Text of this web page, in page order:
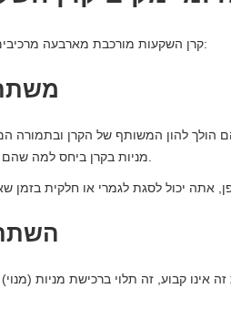
קרן השקעות מורכבת מארבעה מרכיבים עיקריים:
להון המשותף של הקרן ובתמורה
אינו קבוע, זה תלוי ברכישת מניות